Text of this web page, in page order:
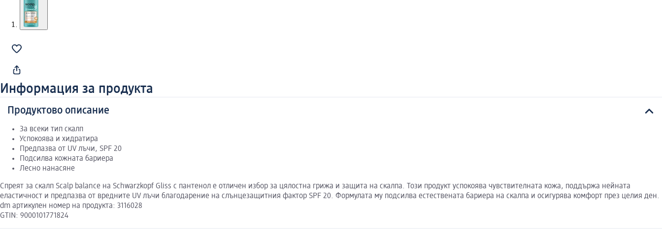
Информация за продукта
Продуктово описание
За всеки тип скалп
Успокоява и хидратира
Предпазва от UV лъчи, SPF 20
Подсилва кожната бариера
Лесно нанасяне
Спреят за скалп Scalp balance на Schwarzkopf Gliss с пантенол е отличен избор за цялостна грижа и защита на скалпа. Този продукт успокоява чувствителната кожа, поддържа нейната
еластичност и предпазва от вредните UV лъчи благодарение на слънцезащитния фактор SPF 20. Формулата му подсилва естествената бариера на скалпа и осигурява комфорт през целия ден.
dm артикулен номер на продукта: 3116028
GTIN: 9000101771824